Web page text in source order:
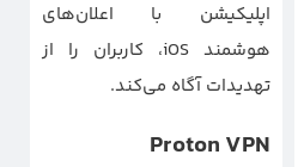
اپلیکیشن با اعلان‌های
هوشمند iOS، کاربران را از
تهدیدات آگاه می‌کند.
Proton VPN